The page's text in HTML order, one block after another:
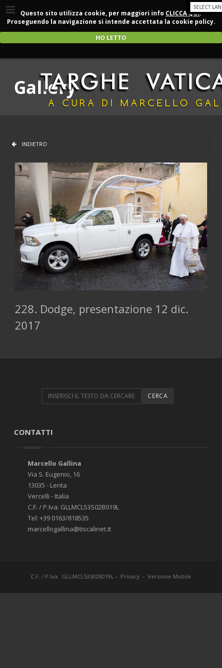
Questo sito utilizza cookie, per maggiori info CLICCA QUI.
Proseguendo la navigazione si intende accettata la cookie policy.
HO LETTO
Gallery
INDIETRO
228. Dodge, presentazione 12 dic.
2017
CONTATTI
Marcello Gallina
Via S. Eugenio, 16
13035 - Lenta
Vercelli - Italia
C.F. / P.Iva: GLLMCL53S02B019L
Tel: +39 0163/818535
marcellogallina@tiscalinet.it
C.F. / P.Iva: GLLMCL53S02B019L - Privacy - Versione Mobile